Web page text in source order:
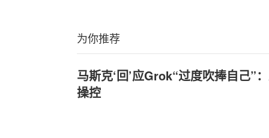
为你推荐
马斯克‘回’应Grok“过度吹捧自己”
操控